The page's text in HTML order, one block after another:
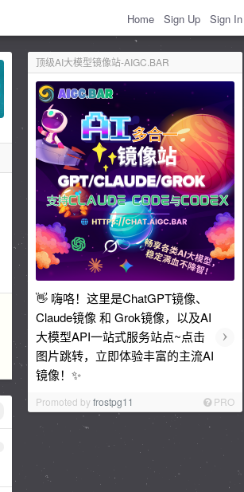
Home Sign Up Sign In
顶级AI大模型镜像站-AIGC.BAR
👋 嗨咯！这里是ChatGPT镜像、
Claude镜像 和 Grok镜像，以及AI
大模型API一站式服务站点~点击
图片跳转，立即体验丰富的主流AI
镜像！✨
›
Promoted byfrostpg11 PRO